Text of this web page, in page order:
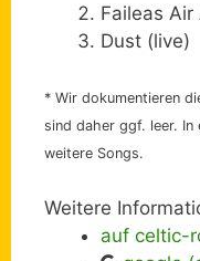
Faileas
Dust (live)
* Wir dokumentieren
sind daher ggf. leer. In
weitere Songs.
Weitere
auf celtic-